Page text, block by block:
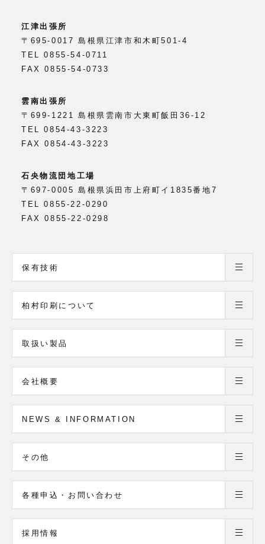
江津出張所
〒695-0017 島根県江津市和木町501-4
TEL 0855-54-0711
FAX 0855-54-0733
雲南出張所
〒699-1221 島根県雲南市大東町飯田36-12
TEL 0854-43-3223
FAX 0854-43-3223
石央物流団地工場
〒697-0005 島根県浜田市上府町イ1835番地7
TEL 0855-22-0290
FAX 0855-22-0298
保有技術
柏村印刷について
取扱い製品
会社概要
NEWS & INFORMATION
その他
各種申込・お問い合わせ
採用情報